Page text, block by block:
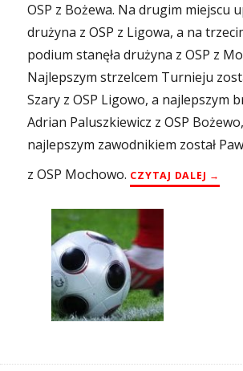
OSP z Bożewa. Na drugim miejscu
drużyna z OSP z Ligowa, a na
podium stanęła drużyna z OSP z
Najlepszym strzelcem Turnieju
Szary z OSP Ligowo, a najlepszym
Adrian Paluszkiewicz z OSP
najlepszym zawodnikiem został
z OSP Mochowo. CZYTAJ DALEJ „XV